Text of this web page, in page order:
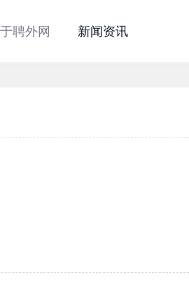
聘外网 新闻资讯